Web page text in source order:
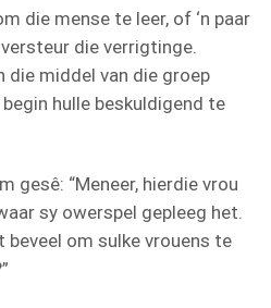
die mense te leer, of ‘n paar
die verrigtinge.
die middel van die groep
hulle beskuldigend te
gesê: “Meneer, hierdie vrou
sy owerspel gepleeg het.
om sulke vrouens te